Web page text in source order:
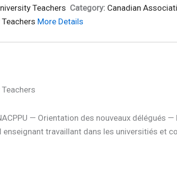
Teachers Category: Canadian
More Details
— Orientation des nouveaux délégués
travaillant dans les universitiés et